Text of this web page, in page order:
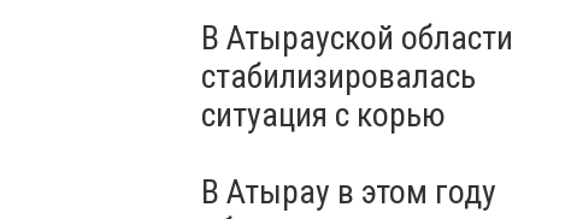
В Атырауской области
стабилизировалась
ситуация с корью
В Атырау в этом году